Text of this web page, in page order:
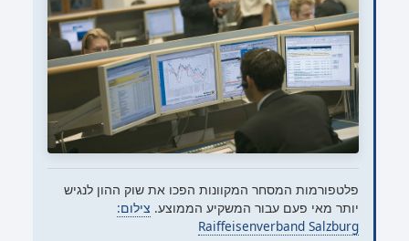
פלטפורמות המסחר המקוונות הפכו את שוק ההון לנגיש
יותר מאי פעם עבור המשקיע הממוצע. צילום:
Raiffeisenverband Salzburg